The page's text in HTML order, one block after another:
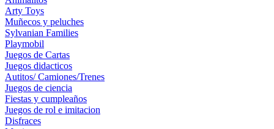
Arty Toys
Muñecos y peluches
Sylvanian Families
Playmobil
Juegos de Cartas
Juegos didacticos
Autitos/ Camiones/Trenes
Juegos de ciencia
Fiestas y cumpleaños
Juegos de rol e imitacion
Disfraces